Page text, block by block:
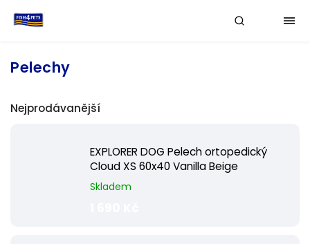
Pelechy
Nejprodávanější
EXPLORER DOG Pelech ortopedický
Cloud XS 60x40 Vanilla Beige
Skladem